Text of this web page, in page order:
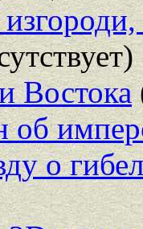
Востока
об
о